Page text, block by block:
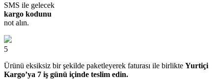
SMS ile gelecek
kargo kodunu
not alın.
5
Ürünü eksiksiz bir şekilde paketleyerek faturası ile birlikte Yurtiçi
Kargo’ya 7 iş günü içinde teslim edin.